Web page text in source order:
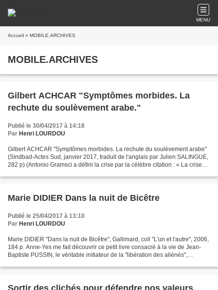
MENU
Accueil » MOBILE.ARCHIVES
MOBILE.ARCHIVES
Gilbert ACHCAR "Symptômes morbides. La
rechute du soulèvement arabe."
Publié le 30/04/2017 à 14:18
Par Henri LOURDOU
Gilbert ACHCAR "Symptômes morbides. La rechute du soulèvement arabe"
(Sindbad-Actes Sud, janvier 2017, traduit de l'anglais par Julien SALINGUE,
282 p) (Antonio Gramsci a défini la crise par la célèbre citation : « La crise
Marie DIDIER Dans la nuit de Bicêtre
Publié le 25/04/2017 à 13:10
Par Henri LOURDOU
Marie DIDIER "Dans la nuit de Bicêtre", Gallimard, coll "L'un et l'autre", 2006,
184 p. Anne-Yes me fait découvrir ce petit livre consacré à la vie de Jean-
Baptiste PUSSIN, le véritable initiateur de la "libération des aliénés",
Sortir des clichés pour défendre nos valeurs